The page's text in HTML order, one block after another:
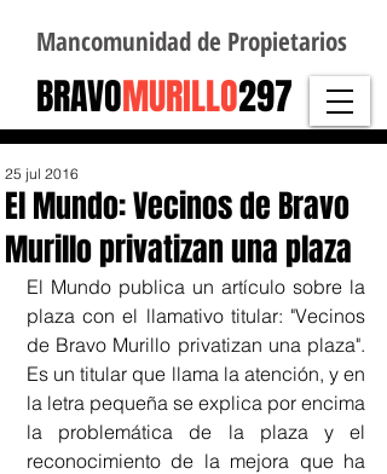
BRAVOMURILLO297
Mancomunidad de Propietarios
El Mundo: Vecinos de Bravo
Murillo privatizan una plaza
25 jul 2016
El Mundo publica un artículo sobre la
plaza con el llamativo titular: "Vecinos
de Bravo Murillo privatizan una plaza".
Es un titular que llama la atención, y en
la letra pequeña se explica por encima
la problemática de la plaza y el
reconocimiento de la mejora que ha